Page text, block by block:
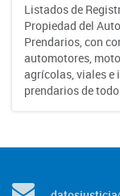
Listados de
Propiedad del
Prendarios, con
automotores,
agrícolas, viales e
prendarios de todo